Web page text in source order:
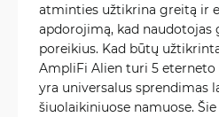
atminties užtikrina greitą ir
apdorojimą, kad naudotojas
poreikius. Kad būtų
AmpliFi Alien turi 5 eterneto
yra universalus sprendimas
šiuolaikiniuose namuose.